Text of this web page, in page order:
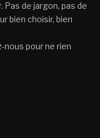
de jargon, pas de
bien choisir, bien
nous pour ne rien